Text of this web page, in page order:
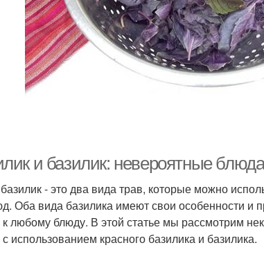
и базилик: невероятные
- это два вида трав, которые можно
Оба вида базилика имеют свои особенности и
к любому блюду. В этой статье мы рассмотрим
использованием красного базилика и базилика.